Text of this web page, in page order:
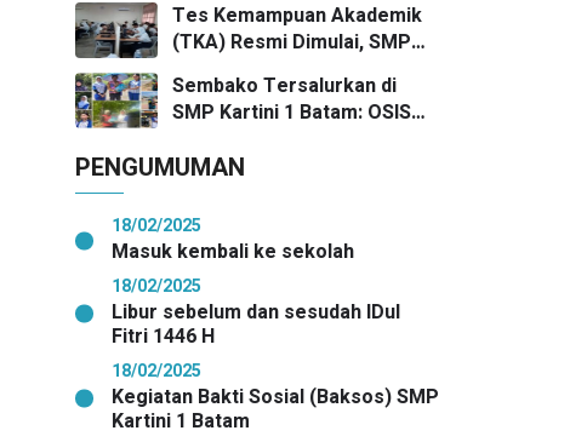
Hasni, S. Pd dan Mr. Irwan
Herika, M. Pd apresiasi
prestasi emas yang
menggema
Tes Kemampuan Akademik
(TKA) Resmi Dimulai, SMP
Gelombang Pertama Secara
Nasional
Sembako Tersalurkan di
SMP Kartini 1 Batam: OSIS
Pimpin Aksi Kepedulian
PENGUMUMAN
18/02/2025
Masuk kembali ke sekolah
18/02/2025
Libur sebelum dan sesudah IDul
Fitri 1446 H
18/02/2025
Kegiatan Bakti Sosial (Baksos) SMP
Kartini 1 Batam